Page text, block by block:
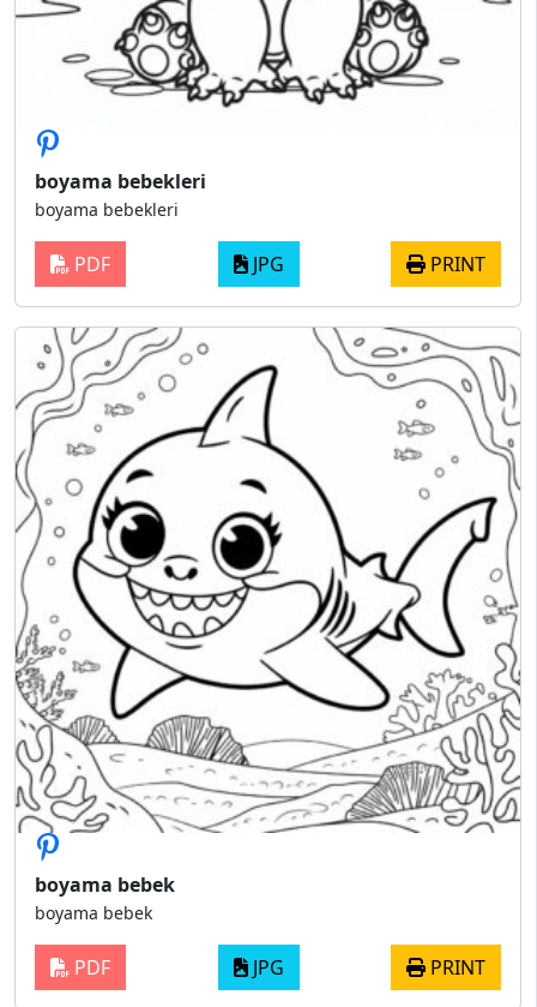
boyama bebekleri
boyama bebekleri
PDF JPG PRINT
boyama bebek
boyama bebek
PDF JPG PRINT